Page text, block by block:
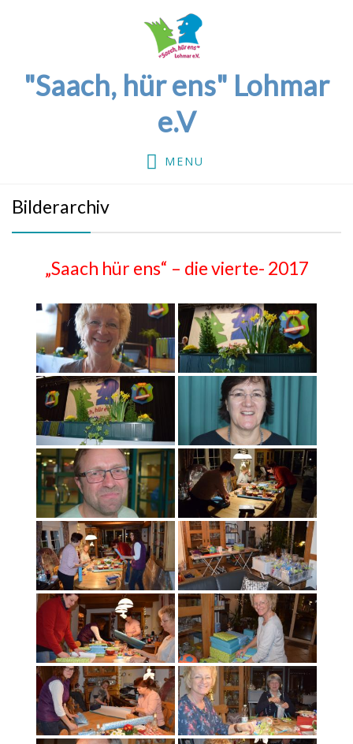
"Saach, hür ens" Lohmar
e.V
MENU
Bilderarchiv
„Saach hür ens“ – die vierte- 2017